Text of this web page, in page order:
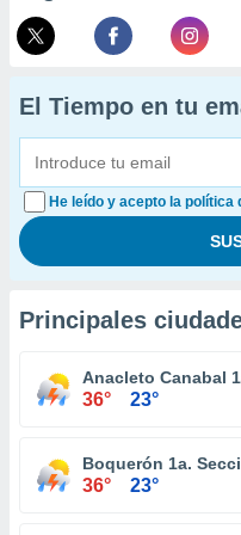
El Tiempo en tu
He leído y acepto la política
Principales
Anacleto Canabal
36° 23°
Boquerón 1a.
36° 23°